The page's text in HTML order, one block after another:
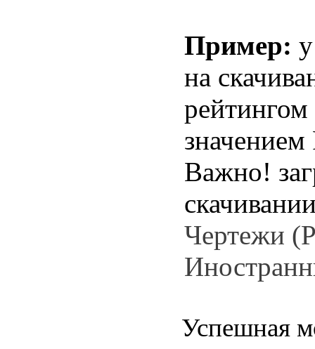
Пример:
на
рейтингом
Важно!
Чертежи
Успешная